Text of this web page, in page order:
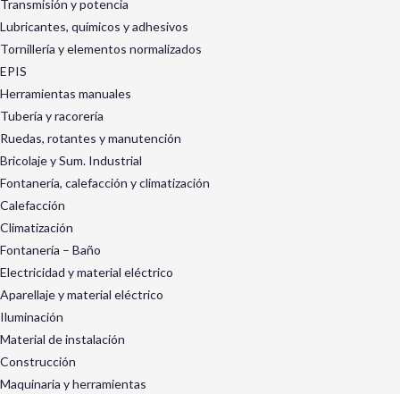
Transmisión y potencia
Lubricantes, químicos y adhesivos
Tornillería y elementos normalizados
EPIS
Herramientas manuales
Tubería y racorería
Ruedas, rotantes y manutención
Bricolaje y Sum. Industrial
Fontanería, calefacción y climatización
Calefacción
Climatización
Fontanería – Baño
Electricidad y material eléctrico
Aparellaje y material eléctrico
Iluminación
Material de instalación
Construcción
Maquinaria y herramientas